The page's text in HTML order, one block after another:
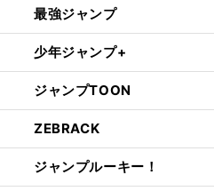
最強ジャンプ
少年ジャンプ+
ジャンプTOON
ZEBRACK
ジャンプルーキー！